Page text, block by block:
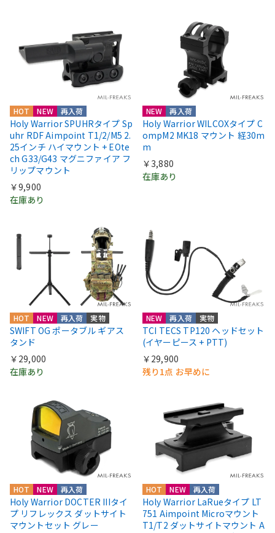
HOT NEW 再入荷
Holy Warrior SPUHRタイプ Sp
uhr RDF Aimpoint T1/2/M5 2.
25インチ ハイマウント + EOte
ch G33/G43 マグニファイア フ
リップマウント
￥9,900
在庫あり
NEW 再入荷
Holy Warrior WILCOXタイプ C
ompM2 MK18 マウント 経30m
m
￥3,880
在庫あり
HOT NEW 再入荷 実物
SWIFT OG ポータブル ギアス
タンド
￥29,000
在庫あり
NEW 再入荷 実物
TCI TECS TP120 ヘッドセット
(イヤーピース + PTT)
￥29,900
残り1点 お早めに
HOT NEW 再入荷
Holy Warrior DOCTER IIIタイ
プ リフレックス ダットサイト
マウントセット グレー
HOT NEW 再入荷
Holy Warrior LaRueタイプ LT
751 Aimpoint Microマウント
T1/T2 ダットサイトマウント A